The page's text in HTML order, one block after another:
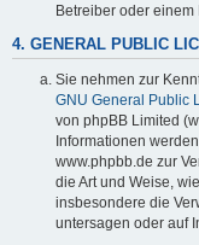
Betreiber oder einem
4. GENERAL PUBLIC
Sie nehmen zur
GNU General Public
von phpBB Limited
Informationen
www.phpbb.de zur
die Art und Weise,
insbesondere die
untersagen oder auf